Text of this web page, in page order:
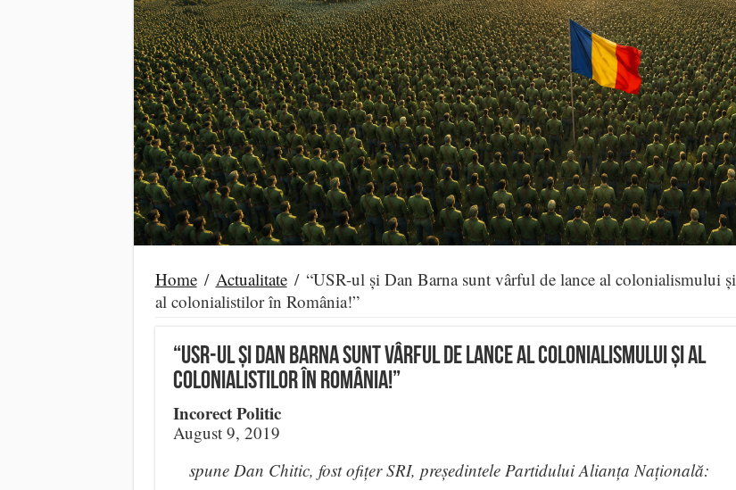
Home / Actualitate / “USR-ul și Dan Barna sunt vârful de lance al colonialismului și
al colonialistilor în România!”
“USR-ul și Dan Barna sunt vârful de lance al colonialismului și al
colonialistilor în România!”
Incorect Politic
August 9, 2019
spune Dan Chitic, fost ofițer SRI, președintele Partidului Alianța Națională: